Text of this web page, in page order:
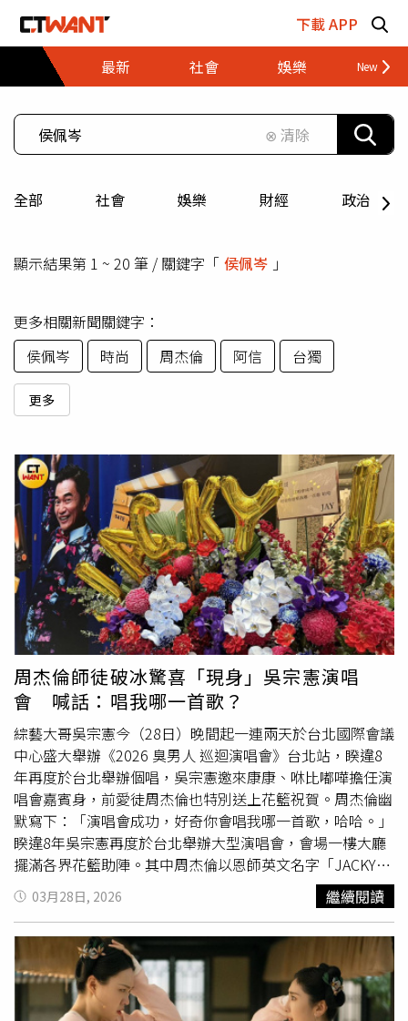
下載 APP
最新
社會 娛樂 財經
⊗ 清除
全部 社會 娛樂 財經 政治
顯示結果第 1 ~ 20 筆 / 關鍵字「 侯佩岑 」
更多相關新聞關鍵字：
侯佩岑
時尚 周杰倫 阿信 台獨
更多
周杰倫師徒破冰驚喜「現身」吳宗憲演唱
會 喊話：唱我哪一首歌？
綜藝大哥吳宗憲今（28日）晚間起一連兩天於台北國際會議
中心盛大舉辦《2026 臭男人 巡迴演唱會》台北站，睽違8
年再度於台北舉辦個唱，吳宗憲邀來康康、咻比嘟嘩擔任演
唱會嘉賓身，前愛徒周杰倫也特別送上花籃祝賀。周杰倫幽
默寫下：「演唱會成功，好奇你會唱我哪一首歌，哈哈。」
睽違8年吳宗憲再度於台北舉辦大型演唱會，會場一樓大廳
擺滿各界花籃助陣。其中周杰倫以恩師英文名字「JACKY
WU」大型氣球、花籃及卡片祝賀，大方互動引發外界高度
關注；演藝圈好友張秀卿、黃明志等藝人同樣獻上祝福。吳
宗憲28日起一連兩天於台北國際會議中心盛大舉辦《2026
臭男人 巡迴演唱會》台北站。（圖／侯世駿攝）吳宗憲與
周杰倫的師徒恩怨糾葛多年。吳宗憲當年發掘並簽下周杰
倫，不過吳宗憲在2001年因為投資失利，便將阿爾發以新
03月28日, 2026 繼續閱讀